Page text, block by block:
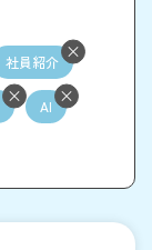
社員紹介
AI